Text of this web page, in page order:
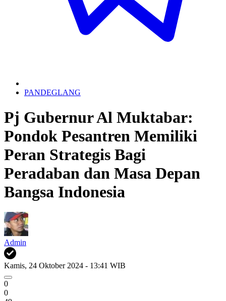
PANDEGLANG
Pj Gubernur Al Muktabar:
Pondok Pesantren Memiliki
Peran Strategis Bagi
Peradaban dan Masa Depan
Bangsa Indonesia
Admin
Kamis, 24 Oktober 2024 - 13:41 WIB
0
0